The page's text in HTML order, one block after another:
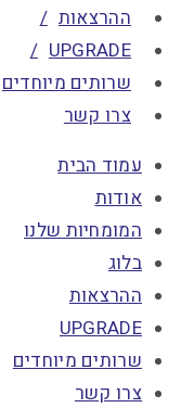
ההרצאות
UPGRADE
שרותים מיוחדים
צרו קשר
עמוד הבית
אודות
המומחיות שלנו
בלוג
ההרצאות
UPGRADE
שרותים מיוחדים
צרו קשר